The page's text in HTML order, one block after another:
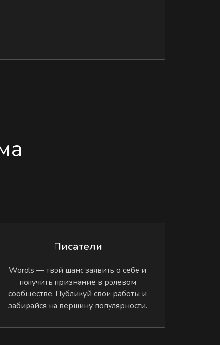
Писатели
Worols — твой шанс заявить о себе и
получить признание в ролевом
сообществе. Публикуй свои работы и
забирайся на вершину популярности.